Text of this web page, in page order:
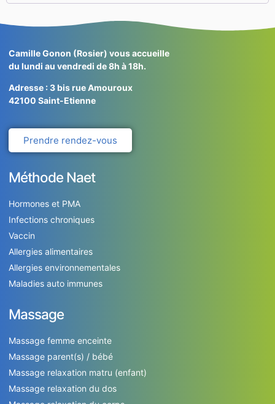
Camille Gonon (Rosier) vous accueille
du lundi au vendredi de 8h à 18h.
Adresse : 3 bis rue Amouroux
42100 Saint-Etienne
Prendre rendez-vous
Méthode Naet
Hormones et PMA
Infections chroniques
Vaccin
Allergies alimentaires
Allergies environnementales
Maladies auto immunes
Massage
Massage femme enceinte
Massage parent(s) / bébé
Massage relaxation matru (enfant)
Massage relaxation du dos